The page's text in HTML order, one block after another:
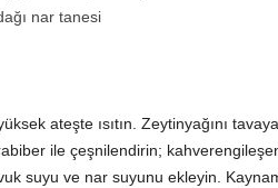
nar tanesi
ateşte ısıtın. Zeytinyağını
ile çeşnilendirin;
suyu ve nar suyunu ekleyin.